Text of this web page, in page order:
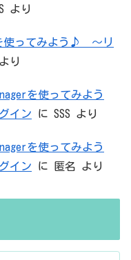
より
を使ってみよう♪ ～リ
り
を使ってみよう
イン に SSS より
を使ってみよう
イン に 匿名 より